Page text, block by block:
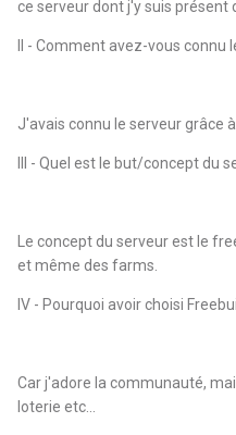
ce serveur dont j'y suis
II - Comment avez-vous connu
J'avais connu le serveur grâce
III - Quel est le but/concept du
Le concept du serveur est le
et même des farms.
IV - Pourquoi avoir choisi
Car j'adore la communauté,
loterie etc...